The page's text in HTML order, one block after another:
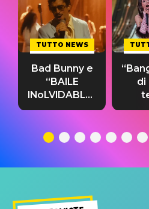
TUTTO NEWS
Bad Bunny e
“BAILE
INoLVIDABLE”:
testo,
significato
di
del